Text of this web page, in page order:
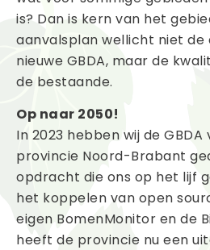
is? Dan is kern van het
aanvalsplan wellicht niet de
nieuwe GBDA, maar de
de bestaande.
Op naar 2050!
In 2023 hebben wij de GBDA
provincie Noord-Brabant
opdracht die ons op het lijf
het koppelen van open
eigen BomenMonitor en de
heeft de provincie nu een